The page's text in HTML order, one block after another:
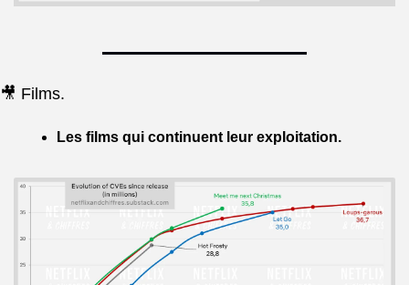
🎥 Films.
Les films qui continuent leur exploitation.